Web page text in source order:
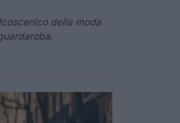
della moda